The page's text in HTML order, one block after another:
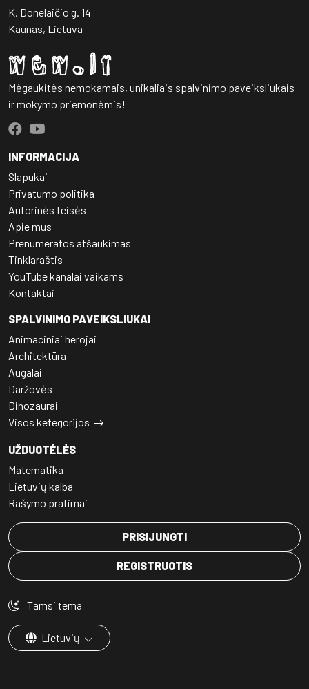
K. Donelaičio g. 14
Kaunas, Lietuva
Mėgaukitės nemokamais, unikaliais spalvinimo paveiksliukais
ir mokymo priemonėmis!
INFORMACIJA
Slapukai
Privatumo politika
Autorinės teisės
Apie mus
Prenumeratos atšaukimas
Tinklaraštis
YouTube kanalai vaikams
Kontaktai
SPALVINIMO PAVEIKSLIUKAI
Animaciniai herojai
Architektūra
Augalai
Daržovės
Dinozaurai
Visos ketegorijos
UŽDUOTĖLĖS
Matematika
Lietuvių kalba
Rašymo pratimai
PRISIJUNGTI
REGISTRUOTIS
Tamsi tema
Lietuvių